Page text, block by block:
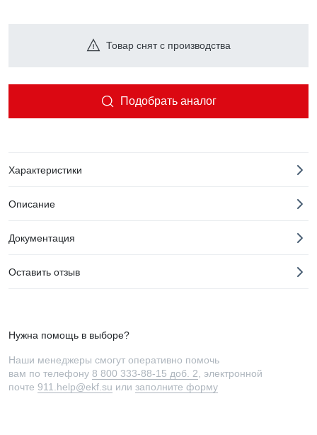
Товар снят с производства
Подобрать аналог
Характеристики
Описание
Документация
Оставить отзыв
Нужна помощь в выборе?
Наши менеджеры смогут оперативно помочь
вам по телефону 8 800 333-88-15 доб. 2 , электронной
почте 911.help@ekf.su или заполните форму